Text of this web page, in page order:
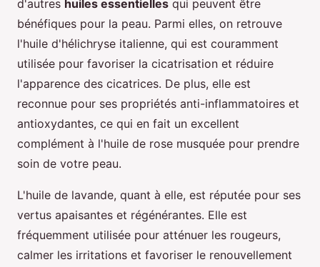
d'autres huiles essentielles qui peuvent être
bénéfiques pour la peau. Parmi elles, on retrouve
l'huile d'hélichryse italienne, qui est couramment
utilisée pour favoriser la cicatrisation et réduire
l'apparence des cicatrices. De plus, elle est
reconnue pour ses propriétés anti-inflammatoires et
antioxydantes, ce qui en fait un excellent
complément à l'huile de rose musquée pour prendre
soin de votre peau.
L'huile de lavande, quant à elle, est réputée pour ses
vertus apaisantes et régénérantes. Elle est
fréquemment utilisée pour atténuer les rougeurs,
calmer les irritations et favoriser le renouvellement